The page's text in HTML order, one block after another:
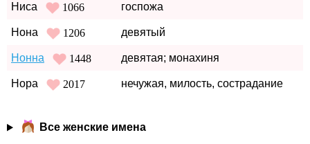
Ниса 1066 госпожа
Нона 1206 девятый
Нонна 1448 девятая; монахиня
Нора 2017 нечужая, милость, сострадание
Все женские имена